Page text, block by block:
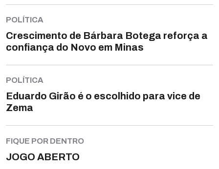
POLÍTICA
Crescimento de Bárbara Botega reforça a
confiança do Novo em Minas
POLÍTICA
Eduardo Girão é o escolhido para vice de
Zema
FIQUE POR DENTRO
JOGO ABERTO